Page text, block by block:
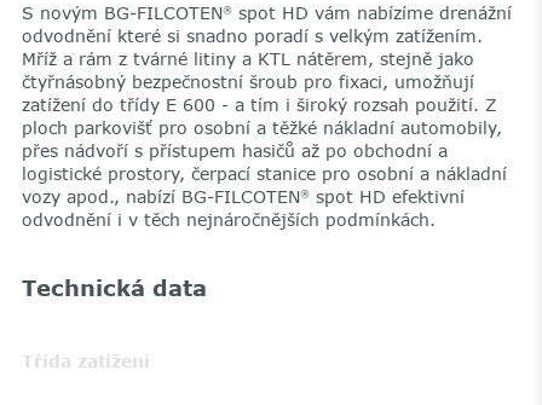
S novým BG-FILCOTEN®spot HD vám nabízíme drenážní
odvodnění které si snadno poradí s velkým zatížením.
Mříž a rám z tvárné litiny a KTL nátěrem, stejně jako
čtyřnásobný bezpečnostní šroub pro fixaci, umožňují
zatížení do třídy E 600 - a tím i široký rozsah použití. Z
ploch parkovišť pro osobní a těžké nákladní automobily,
přes nádvoří s přístupem hasičů až po obchodní a
logistické prostory, čerpací stanice pro osobní a nákladní
vozy apod., nabízí BG-FILCOTEN®spot HD efektivní
odvodnění i v těch nejnáročnějších podmínkách.
Technická data
Třída zatížení